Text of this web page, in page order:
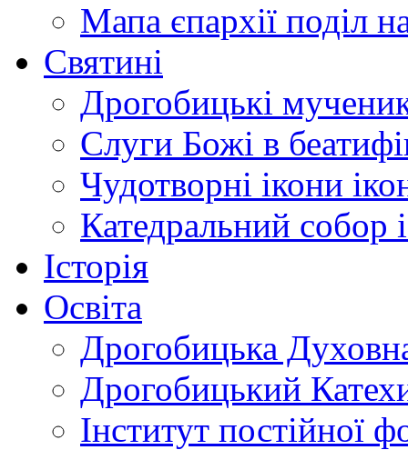
Мапа єпархії поділ
Святині
Дрогобицькі
Слуги Божі в
Чудотворні ікони
Катедральний собор
Історія
Освіта
Дрогобицька
Дрогобицький
Інститут постійної